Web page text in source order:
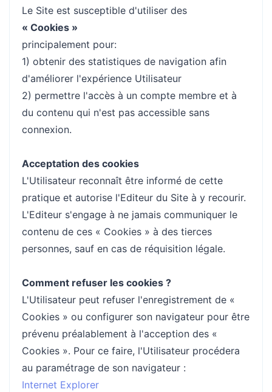
Le Site est susceptible d'utiliser des
« Cookies »
principalement pour:
1) obtenir des statistiques de navigation afin
d'améliorer l'expérience Utilisateur
2) permettre l'accès à un compte membre et à
du contenu qui n'est pas accessible sans
connexion.
Acceptation des cookies
L'Utilisateur reconnaît être informé de cette
pratique et autorise l'Editeur du Site à y recourir.
L'Editeur s'engage à ne jamais communiquer le
contenu de ces « Cookies » à des tierces
personnes, sauf en cas de réquisition légale.
Comment refuser les cookies ?
L'Utilisateur peut refuser l'enregistrement de «
Cookies » ou configurer son navigateur pour être
prévenu préalablement à l'acception des «
Cookies ». Pour ce faire, l'Utilisateur procédera
au paramétrage de son navigateur :
Internet Explorer